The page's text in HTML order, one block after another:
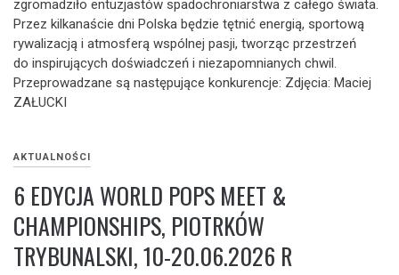
zgromadziło entuzjastów spadochroniarstwa z całego świata.
Przez kilkanaście dni Polska będzie tętnić energią, sportową
rywalizacją i atmosferą wspólnej pasji, tworząc przestrzeń
do inspirujących doświadczeń i niezapomnianych chwil.
Przeprowadzane są następujące konkurencje: Zdjęcia: Maciej
ZAŁUCKI
AKTUALNOŚCI
6 EDYCJA WORLD POPS MEET &
CHAMPIONSHIPS, PIOTRKÓW
TRYBUNALSKI, 10-20.06.2026 R